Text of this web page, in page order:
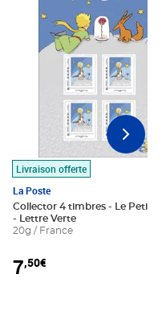
au panier
Livraison offerte
La Poste
Collector 4 timbres - Le Petit
- Lettre Verte
20g / France
7,50€